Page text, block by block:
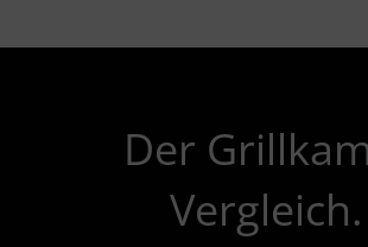
Der
Vergleich.